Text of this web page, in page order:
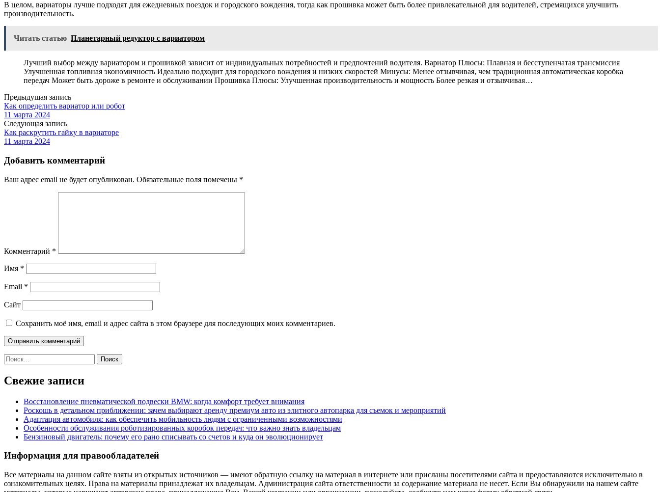
В целом, вариаторы лучше подходят для ежедневных поездок и городского вождения, тогда как прошивка может быть более привлекательной для водителей, стремящихся улучшить
производительность.
Читать статью Планетарный редуктор с вариатором
Лучший выбор между вариатором и прошивкой зависит от индивидуальных потребностей и предпочтений водителя. Вариатор Плюсы: Плавная и бесступенчатая трансмиссия
Улучшенная топливная экономичность Идеально подходит для городского вождения и низких скоростей Минусы: Менее отзывчивая, чем традиционная автоматическая коробка
передач Может быть дороже в ремонте и обслуживании Прошивка Плюсы: Улучшенная производительность и мощность Более резкая и отзывчивая…
Предыдущая запись
Как определить вариатор или робот
11 марта 2024
Следующая запись
Как раскрутить гайку в вариаторе
11 марта 2024
Добавить комментарий
Ваш адрес email не будет опубликован. Обязательные поля помечены *
Комментарий *
Имя *
Email *
Сайт
Сохранить моё имя, email и адрес сайта в этом браузере для последующих моих комментариев.
Найти:
Свежие записи
Восстановление пневматической подвески BMW: когда комфорт требует внимания
Роскошь в детальном приближении: зачем выбирают аренду премиум авто из элитного автопарка для съемок и мероприятий
Адаптация автомобиля: как обеспечить мобильность людям с ограниченными возможностями
Особенности обслуживания роботизированных коробок передач: что важно знать владельцам
Бензиновый двигатель: почему его рано списывать со счетов и куда он эволюционирует
Информация для правообладателей
Все материалы на данном сайте взяты из открытых источников — имеют обратную ссылку на материал в интернете или присланы посетителями сайта и предоставляются исключительно в
ознакомительных целях. Права на материалы принадлежат их владельцам. Администрация сайта ответственности за содержание материала не несет. Если Вы обнаружили на нашем сайте